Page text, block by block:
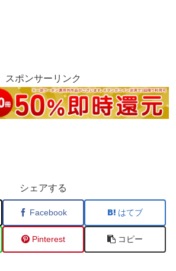
スポンサーリンク
シェアする
Facebook はてブ
Pinterest コピー